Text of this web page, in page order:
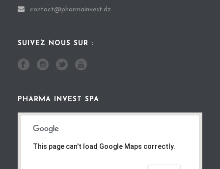
contact@pharmainvest.dz
SUIVEZ NOUS SUR :
PHARMA INVEST SPA
This page can't load Google Maps correctly.